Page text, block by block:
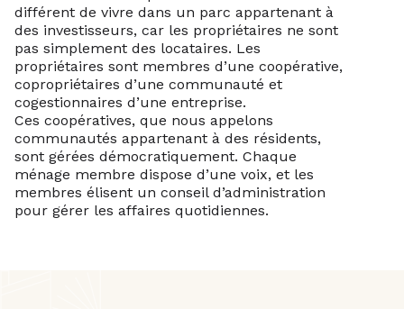
différent de vivre dans un parc appartenant à
des investisseurs, car les propriétaires ne sont
pas simplement des locataires. Les
propriétaires sont membres d’une coopérative,
copropriétaires d’une communauté et
cogestionnaires d’une entreprise.
Ces coopératives, que nous appelons
communautés appartenant à des résidents,
sont gérées démocratiquement. Chaque
ménage membre dispose d’une voix, et les
membres élisent un conseil d’administration
pour gérer les affaires quotidiennes.